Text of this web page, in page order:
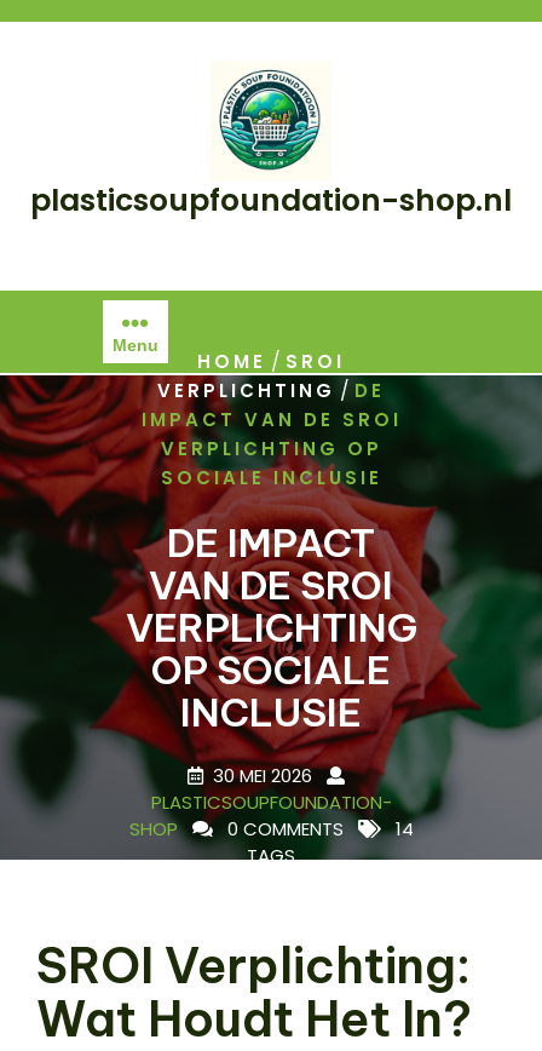
plasticsoupfoundation-shop.nl
Menu
HOME / SROI
VERPLICHTING / DE
IMPACT VAN DE SROI
VERPLICHTING OP
SOCIALE INCLUSIE
DE IMPACT
VAN DE SROI
VERPLICHTING
OP SOCIALE
INCLUSIE
30 MEI 2026
PLASTICSOUPFOUNDATION-
SHOP
0 COMMENTS
14
TAGS
SROI Verplichting:
Wat Houdt Het In?